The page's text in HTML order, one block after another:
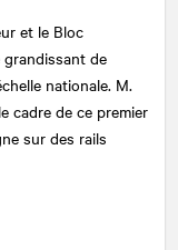
et le Bloc
de
nationale. M.
cadre de ce premier
sur des rails